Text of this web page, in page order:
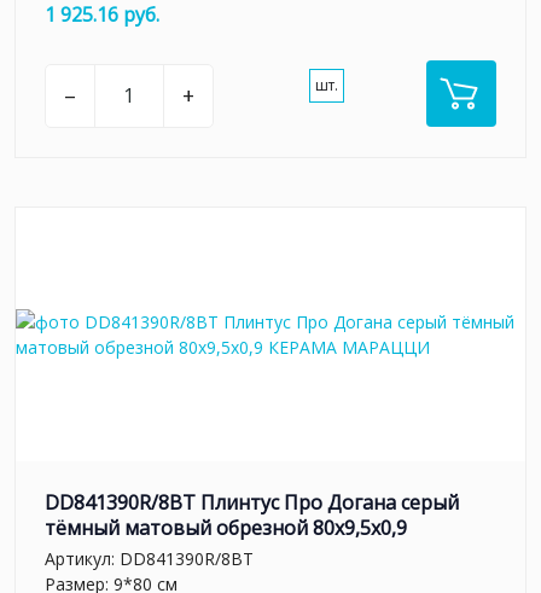
1 925.16 руб.
– + шт.
DD841390R/8BT Плинтус Про Догана серый
тёмный матовый обрезной 80x9,5x0,9
Артикул: DD841390R/8BT
Размер: 9*80 см